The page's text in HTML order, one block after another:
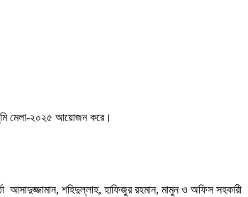
ভূমি মেলা-২০২৫ আয়োজন করে।
আসাদুজ্জামান, শহিদুল্লাহ, হাফিজুর রহমান, মামুন ও অফিস সহকারী